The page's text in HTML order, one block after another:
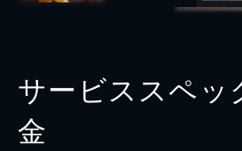
サービススペッ
金